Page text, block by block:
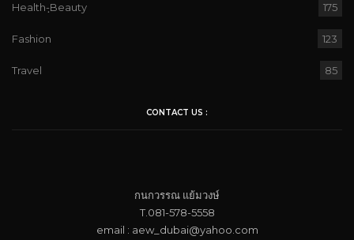
Health-ฺBeauty 175
Fashion 123
Travel 85
CONTACT US :
กนกวรรณ​ แย้ม​วงษ์
T.081-578-5558
email : aew_dubai@yahoo.com​